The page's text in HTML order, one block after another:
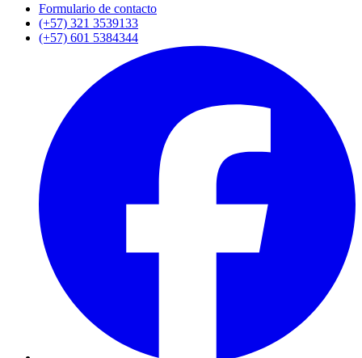
Formulario de contacto
(+57) 321 3539133
(+57) 601 5384344